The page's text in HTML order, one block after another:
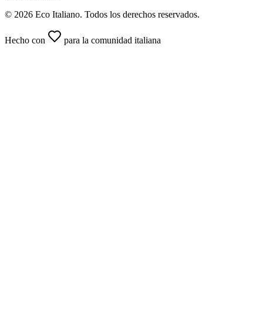
© 2026 Eco Italiano. Todos los derechos reservados.
Hecho con para la comunidad italiana